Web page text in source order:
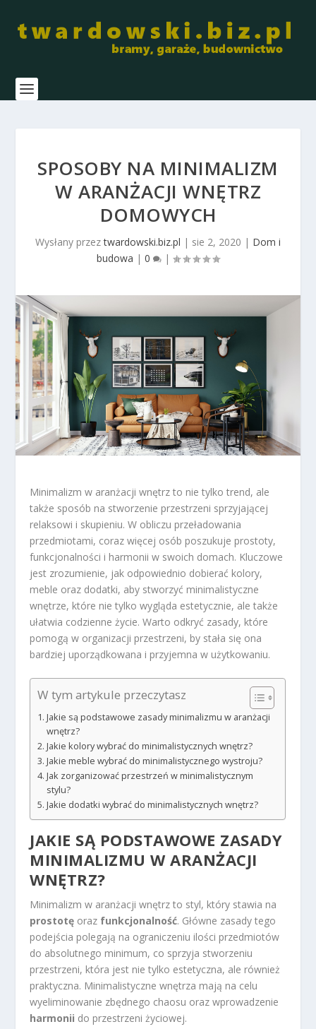
SPOSOBY NA MINIMALIZM
W ARANŻACJI WNĘTRZ
DOMOWYCH
Wysłany przeztwardowski.biz.pl | sie 2, 2020 | Dom i
budowa | 0 |
Minimalizm w aranżacji wnętrz to nie tylko trend, ale
także sposób na stworzenie przestrzeni sprzyjającej
relaksowi i skupieniu. W obliczu przeładowania
przedmiotami, coraz więcej osób poszukuje prostoty,
funkcjonalności i harmonii w swoich domach. Kluczowe
jest zrozumienie, jak odpowiednio dobierać kolory,
meble oraz dodatki, aby stworzyć minimalistyczne
wnętrze, które nie tylko wygląda estetycznie, ale także
ułatwia codzienne życie. Warto odkryć zasady, które
pomogą w organizacji przestrzeni, by stała się ona
bardziej uporządkowana i przyjemna w użytkowaniu.
W tym artykule przeczytasz
Jakie są podstawowe zasady minimalizmu w aranżacji
wnętrz?
Jakie kolory wybrać do minimalistycznych wnętrz?
Jakie meble wybrać do minimalistycznego wystroju?
Jak zorganizować przestrzeń w minimalistycznym
stylu?
Jakie dodatki wybrać do minimalistycznych wnętrz?
JAKIE SĄ PODSTAWOWE ZASADY
MINIMALIZMU W ARANŻACJI
WNĘTRZ?
Minimalizm w aranżacji wnętrz to styl, który stawia na
prostotę oraz funkcjonalność. Główne zasady tego
podejścia polegają na ograniczeniu ilości przedmiotów
do absolutnego minimum, co sprzyja stworzeniu
przestrzeni, która jest nie tylko estetyczna, ale również
praktyczna. Minimalistyczne wnętrza mają na celu
wyeliminowanie zbędnego chaosu oraz wprowadzenie
harmonii do przestrzeni życiowej.